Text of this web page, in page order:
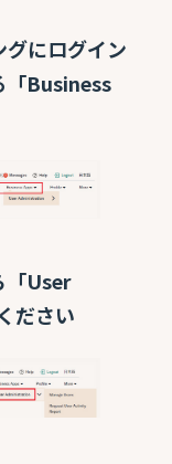
グにログイン
「Business
「User
ださい